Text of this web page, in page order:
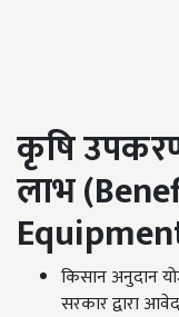
कृषि
लाभ (
किसान अनुदान
सरकार द्वारा